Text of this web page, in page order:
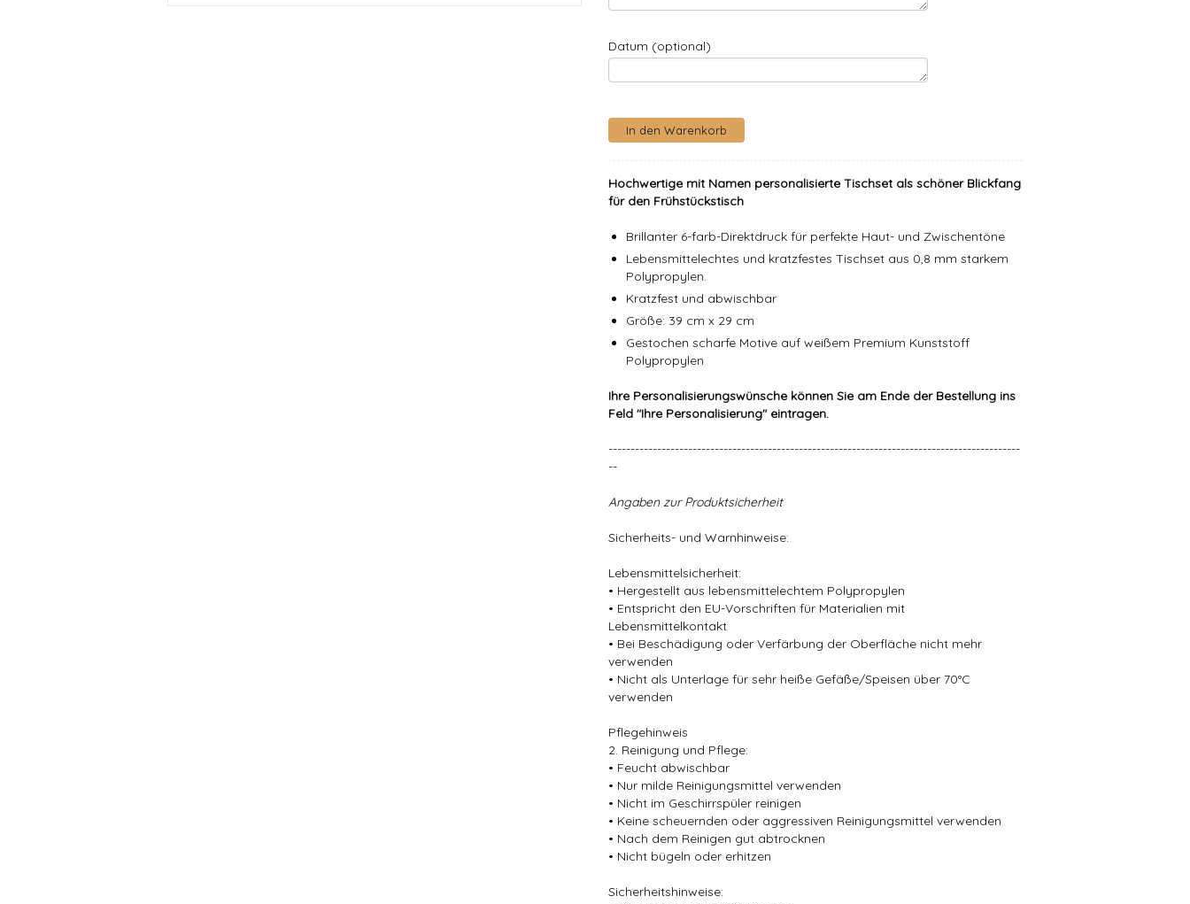
Datum (optional)
Hochwertige mit Namen personalisierte Tischset als schöner Blickfang
für den Frühstückstisch
Brillanter 6-farb-Direktdruck für perfekte Haut- und Zwischentöne
Lebensmittelechtes und kratzfestes Tischset aus 0,8 mm starkem
Polypropylen.
Kratzfest und abwischbar
Größe: 39 cm x 29 cm
Gestochen scharfe Motive auf weißem Premium Kunststoff
Polypropylen
Ihre Personalisierungswünsche können Sie am Ende der Bestellung ins
Feld "Ihre Personalisierung" eintragen.
---------------------------------------------------------------------------------------------
--
Angaben zur Produktsicherheit
Sicherheits- und Warnhinweise:
Lebensmittelsicherheit:
• Hergestellt aus lebensmittelechtem Polypropylen
• Entspricht den EU-Vorschriften für Materialien mit
Lebensmittelkontakt
• Bei Beschädigung oder Verfärbung der Oberfläche nicht mehr
verwenden
• Nicht als Unterlage für sehr heiße Gefäße/Speisen über 70°C
verwenden
Pflegehinweis
2. Reinigung und Pflege:
• Feucht abwischbar
• Nur milde Reinigungsmittel verwenden
• Nicht im Geschirrspüler reinigen
• Keine scheuernden oder aggressiven Reinigungsmittel verwenden
• Nach dem Reinigen gut abtrocknen
• Nicht bügeln oder erhitzen
Sicherheitshinweise: